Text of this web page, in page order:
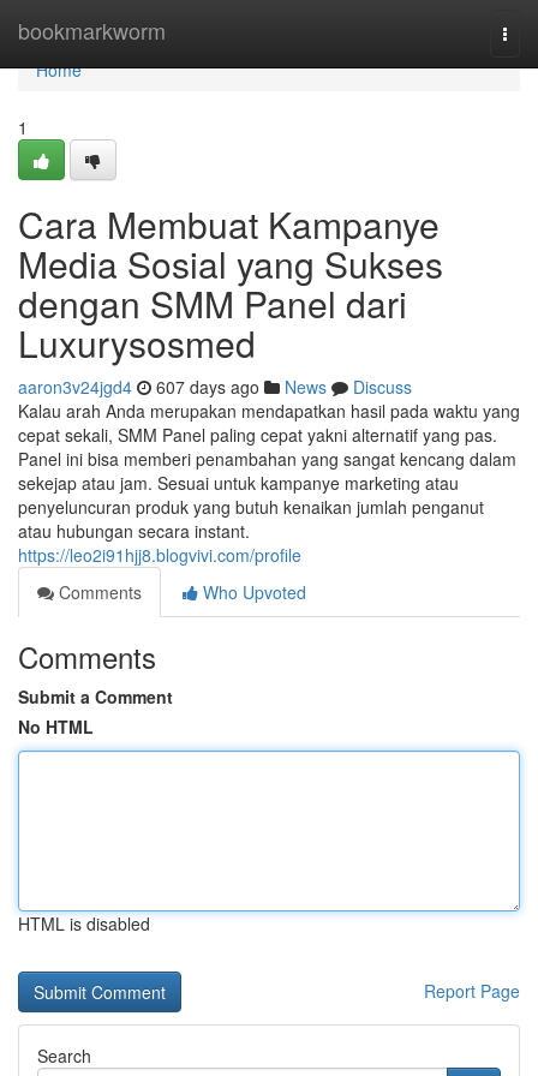
bookmarkworm
Home
Home
1
Cara Membuat Kampanye
Media Sosial yang Sukses
dengan SMM Panel dari
Luxurysosmed
aaron3v24jgd4 607 days ago News
Discuss
Kalau arah Anda merupakan mendapatkan hasil pada waktu yang
cepat sekali, SMM Panel paling cepat yakni alternatif yang pas.
Panel ini bisa memberi penambahan yang sangat kencang dalam
sekejap atau jam. Sesuai untuk kampanye marketing atau
penyeluncuran produk yang butuh kenaikan jumlah penganut
atau hubungan secara instant.
https://leo2i91hjj8.blogvivi.com/profile
Comments
Who Upvoted
Comments
Submit a Comment
No HTML
HTML is disabled
Report Page
Search